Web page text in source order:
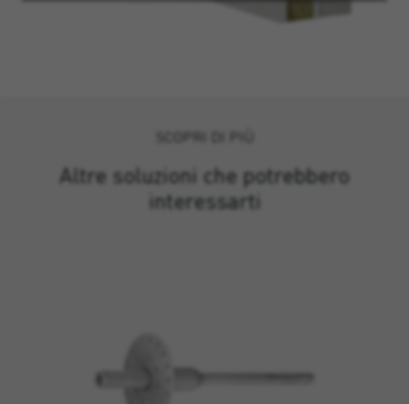
Altre soluzioni che potrebbero
interessarti